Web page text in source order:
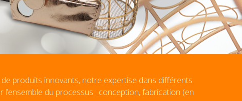
produits innovants, notre expertise dans différents
du processus : conception, fabrication (en